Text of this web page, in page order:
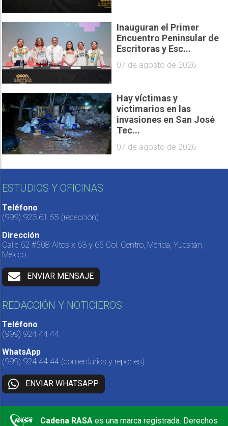
Inauguran el Primer
Encuentro Peninsular de
Escritoras y Esc...
07 de agosto de 2026
Hay víctimas y
victimarios en las
invasiones en San José
Tec...
07 de agosto de 2026
ESTUDIOS Y OFICINAS
Teléfono
(999) 923 61 55 (recepción)
Dirección
Calle 62 #508 Altos x 63 y 65 Col. Centro, Mérida, Yucatán,
México.
ENVIAR MENSAJE
REDACCIÓN Y NOTICIEROS
Teléfono
(999) 924 44 44
WhatsApp
(999) 924 44 44 (comentarios y reportes)
ENVIAR WHATSAPP
Cadena RASA es una marca registrada. Derechos